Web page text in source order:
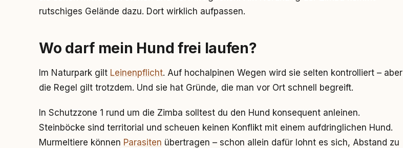
rutschiges Gelände dazu. Dort wirklich aufpassen.
Wo darf mein Hund frei laufen?
Im Naturpark gilt Leinenpflicht. Auf hochalpinen Wegen wird sie selten kontrolliert – aber
die Regel gilt trotzdem. Und sie hat Gründe, die man vor Ort schnell begreift.
In Schutzzone 1 rund um die Zimba solltest du den Hund konsequent anleinen.
Steinböcke sind territorial und scheuen keinen Konflikt mit einem aufdringlichen Hund.
Murmeltiere können Parasiten übertragen – schon allein dafür lohnt es sich, Abstand zu